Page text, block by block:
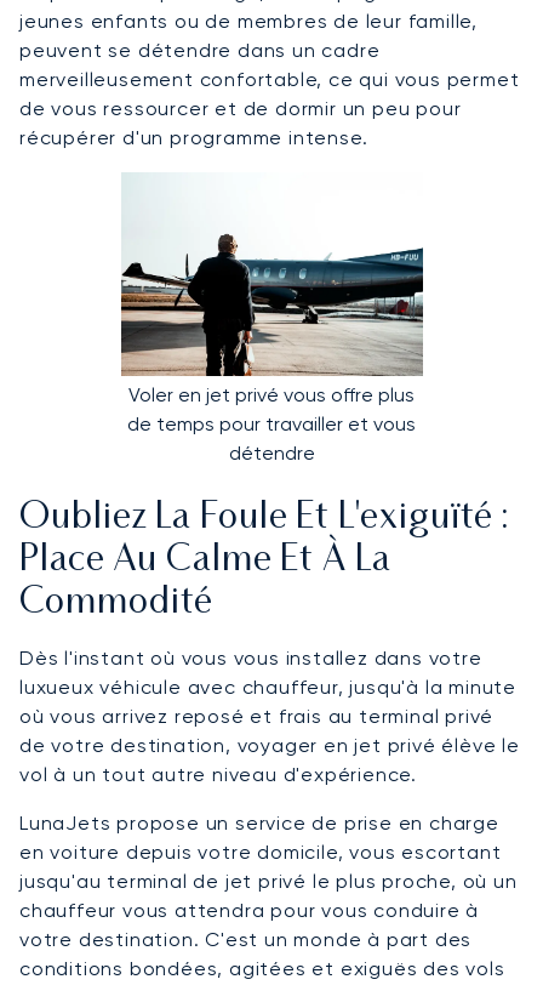
jeunes enfants ou de membres de leur famille,
peuvent se détendre dans un cadre
merveilleusement confortable, ce qui vous permet
de vous ressourcer et de dormir un peu pour
récupérer d'un programme intense.
Voler en jet privé vous offre plus
de temps pour travailler et vous
détendre
Oubliez La Foule Et L'exiguïté :
Place Au Calme Et À La
Commodité
Dès l'instant où vous vous installez dans votre
luxueux véhicule avec chauffeur, jusqu'à la minute
où vous arrivez reposé et frais au terminal privé
de votre destination, voyager en jet privé élève le
vol à un tout autre niveau d'expérience.
LunaJets propose un service de prise en charge
en voiture depuis votre domicile, vous escortant
jusqu'au terminal de jet privé le plus proche, où un
chauffeur vous attendra pour vous conduire à
votre destination. C'est un monde à part des
conditions bondées, agitées et exiguës des vols